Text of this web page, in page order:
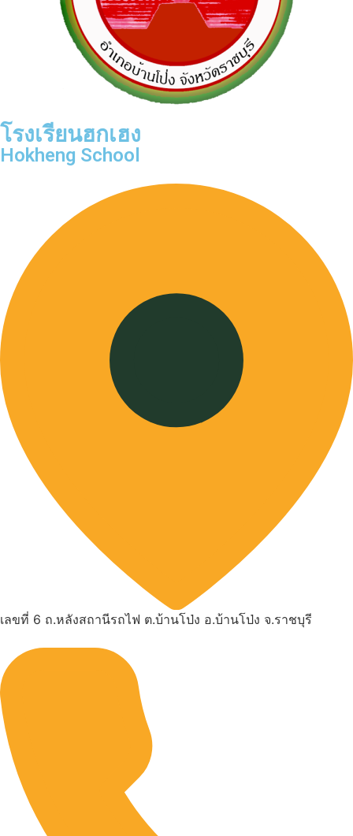
โรงเรียนฮกเฮง
Hokheng School
เลขที่ 6 ถ.หลังสถานีรถไฟ ต.บ้านโป่ง อ.บ้านโป่ง จ.ราชบุรี